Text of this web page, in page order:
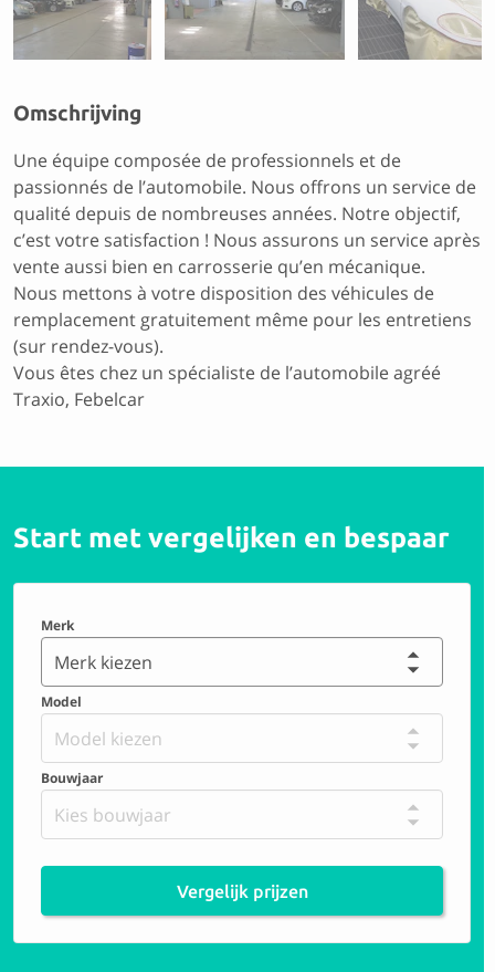
Omschrijving
Une équipe composée de professionnels et de
passionnés de l’automobile. Nous offrons un service de
qualité depuis de nombreuses années. Notre objectif,
c’est votre satisfaction ! Nous assurons un service après
vente aussi bien en carrosserie qu’en mécanique.
Nous mettons à votre disposition des véhicules de
remplacement gratuitement même pour les entretiens
(sur rendez-vous).
Vous êtes chez un spécialiste de l’automobile agréé
Traxio, Febelcar
Start met vergelijken en bespaar
Merk
Merk kiezen
Model
Model kiezen
Bouwjaar
Kies bouwjaar
Vergelijk prijzen